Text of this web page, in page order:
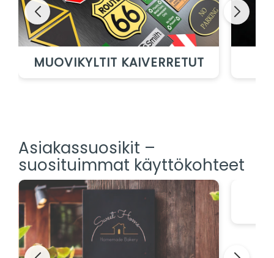
MUOVIKYLTIT KAIVERRETUT
Asiakassuosikit –
suosituimmat käyttökohteet